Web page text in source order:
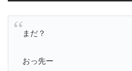
まだ？
おっ先ー